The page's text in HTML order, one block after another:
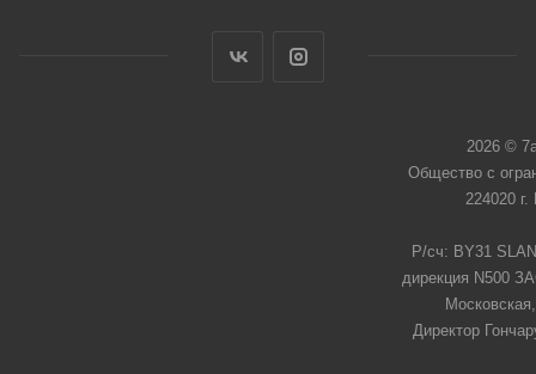
2026 ©
Общество с
224020
Р/сч: BY31
дирекция N500
Директор